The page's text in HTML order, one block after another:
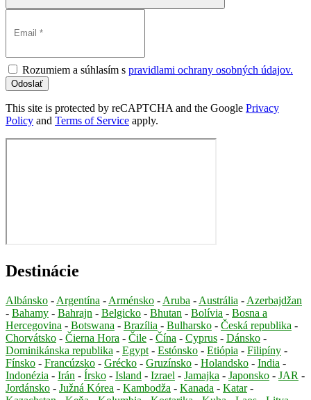
Rozumiem a súhlasím s pravidlami ochrany osobných údajov.
Odoslať
This site is protected by reCAPTCHA and the Google Privacy
Policy and Terms of Service apply.
Destinácie
Albánsko - Argentína - Arménsko - Aruba - Austrália - Azerbajdžan
- Bahamy - Bahrajn - Belgicko - Bhutan - Bolívia - Bosna a
Hercegovina - Botswana - Brazília - Bulharsko - Česká republika -
Chorvátsko - Čierna Hora - Čile - Čína - Cyprus - Dánsko -
Dominikánska republika - Egypt - Estónsko - Etiópia - Filipíny -
Fínsko - Francúzsko - Grécko - Gruzínsko - Holandsko - India -
Indonézia - Irán - Írsko - Island - Izrael - Jamajka - Japonsko - JAR -
Jordánsko - Južná Kórea - Kambodža - Kanada - Katar-